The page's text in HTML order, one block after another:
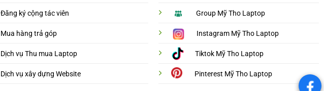
Đăng ký cộng tác viên
Mua hàng trả góp
Dịch vụ Thu mua Laptop
Dịch vụ xây dựng Website
Group Mỹ Tho Laptop
Instagram Mỹ Tho Laptop
Tiktok Mỹ Tho Laptop
Pinterest Mỹ Tho Laptop
.